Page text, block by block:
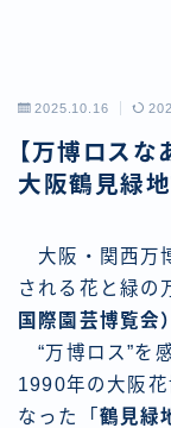
2025.10.16
【万博ロスな
大阪鶴見緑
大阪・関西万
される花と緑の
国際園芸博覧会）
“万博ロス”を
1990年の大阪
なった「 鶴見緑